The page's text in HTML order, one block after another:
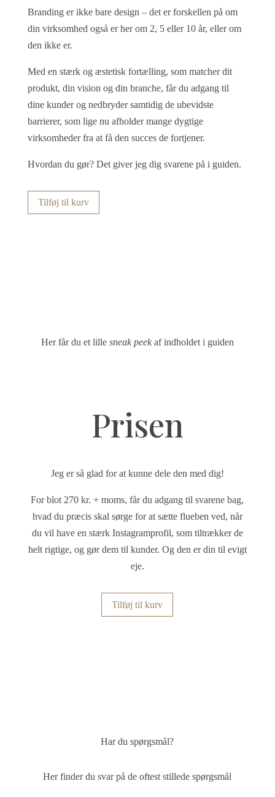
Branding er ikke bare design – det er forskellen på om
din virksomhed også er her om 2, 5 eller 10 år, eller om
den ikke er.
Med en stærk og æstetisk fortælling, som matcher dit
produkt, din vision og din branche, får du adgang til
dine kunder og nedbryder samtidig de ubevidste
barrierer, som lige nu afholder mange dygtige
virksomheder fra at få den succes de fortjener.
Hvordan du gør? Det giver jeg dig svarene på i guiden.
Tilføj til kurv
Her får du et lille sneak peekaf indholdet i guiden
Prisen
Jeg er så glad for at kunne dele den med dig!
For blot 270 kr. + moms, får du adgang til svarene bag,
hvad du præcis skal sørge for at sætte flueben ved, når
du vil have en stærk Instagramprofil, som tiltrækker de
helt rigtige, og gør dem til kunder. Og den er din til evigt
eje.
Tilføj til kurv
Har du spørgsmål?
Her finder du svar på de oftest stillede spørgsmål